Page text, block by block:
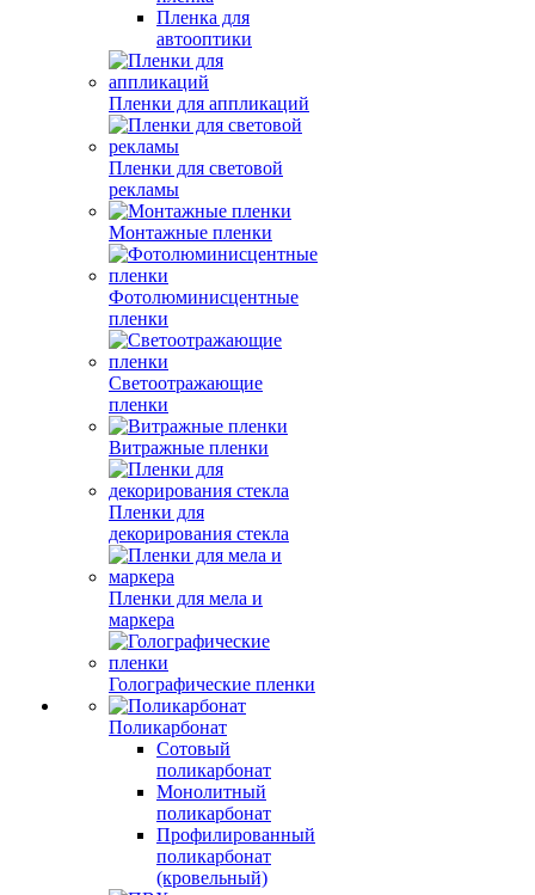
Пленка для
автооптики
Пленки для аппликаций
Пленки для световой
рекламы
Монтажные пленки
Фотолюминисцентные
пленки
Светоотражающие
пленки
Витражные пленки
Пленки для
декорирования стекла
Пленки для мела и
маркера
Голографические пленки
Поликарбонат
Сотовый
поликарбонат
Монолитный
поликарбонат
Профилированный
поликарбонат
(кровельный)